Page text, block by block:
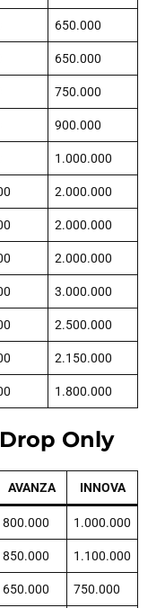
650.000
650.000
750.000
900.000
1.000.000
2.000.000
2.000.000
2.000.000
3.000.000
2.500.000
2.150.000
1.800.000
Only
AVANZA INNOVA
800.000 1.000.000
850.000 1.100.000
650.000 750.000